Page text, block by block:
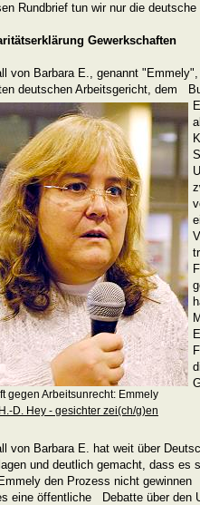
Rundbrief tun wir nur die
Gewerkschaften
von Barbara E., genannt
deutschen Arbeitsgericht, dem
gegen Arbeitsunrecht: Emmely
H.-D. Hey - gesichter zei(ch/g)en
von Barbara E. hat weit über
und deutlich gemacht, dass
den Prozess nicht
eine öffentliche Debatte über den